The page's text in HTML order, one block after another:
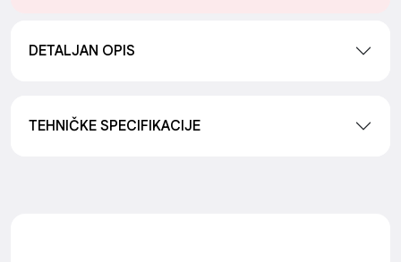
DETALJAN OPIS
TEHNIČKE SPECIFIKACIJE